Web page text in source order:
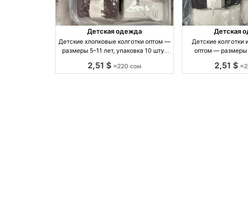
Детская одежда
Детские хлопковые колготки оптом —
размеры 5–11 лет, упаковка 10 штук
2,51 $ ≈220 сом
Детская
Детские колготки
оптом — размеры
2,51 $